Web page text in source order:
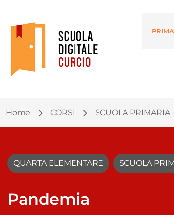
Home CORSI SCUOLA PRIMARIA
QUARTA ELEMENTARE SCUOLA
Pandemia